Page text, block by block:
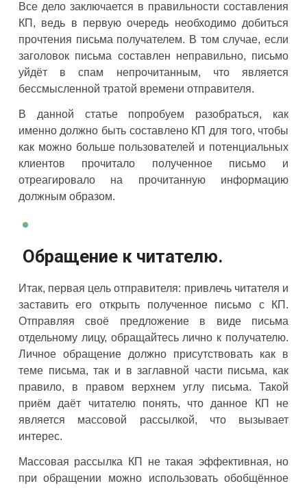
Все дело заключается в правильности составления
КП, ведь в первую очередь необходимо добиться
прочтения письма получателем. В том случае, если
заголовок письма составлен неправильно, письмо
уйдёт в спам непрочитанным, что является
бессмысленной тратой времени отправителя.
В данной статье попробуем разобраться, как
именно должно быть составлено КП для того, чтобы
как можно больше пользователей и потенциальных
клиентов прочитало полученное письмо и
отреагировало на прочитанную информацию
должным образом.
Обращение к читателю.
Итак, первая цель отправителя: привлечь читателя и
заставить его открыть полученное письмо с КП.
Отправляя своё предложение в виде письма
отдельному лицу, обращайтесь лично к получателю.
Личное обращение должно присутствовать как в
теме письма, так и в заглавной части письма, как
правило, в правом верхнем углу письма. Такой
приём даёт читателю понять, что данное КП не
является массовой рассылкой, что вызывает
интерес.
Массовая рассылка КП не такая эффективная, но
при обращении можно использовать обобщённое